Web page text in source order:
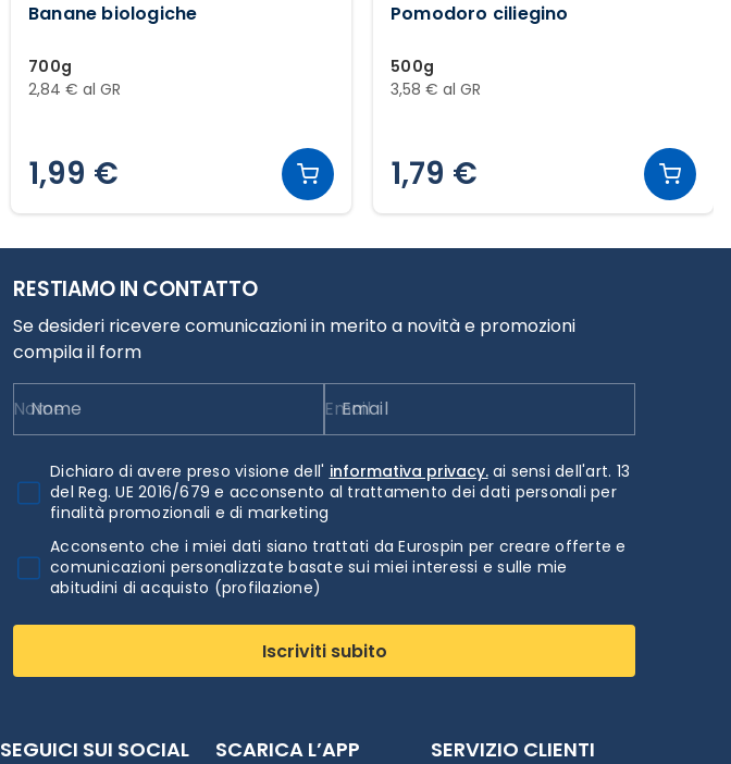
Banane biologiche
700g
2,84 € al GR
1,99 €
Pomodoro ciliegino
500g
3,58 € al GR
1,79 €
RESTIAMO IN CONTATTO
Se desideri ricevere comunicazioni in merito a novità e promozioni
compila il form
Nome Email
Dichiaro di avere preso visione dell' informativa privacy.ai sensi dell'art. 13
del Reg. UE 2016/679 e acconsento al trattamento dei dati personali per
finalità promozionali e di marketing
Acconsento che i miei dati siano trattati da Eurospin per creare offerte e
comunicazioni personalizzate basate sui miei interessi e sulle mie
abitudini di acquisto (profilazione)
Iscriviti subito
SEGUICI SUI SOCIAL SCARICA L’APP SERVIZIO CLIENTI